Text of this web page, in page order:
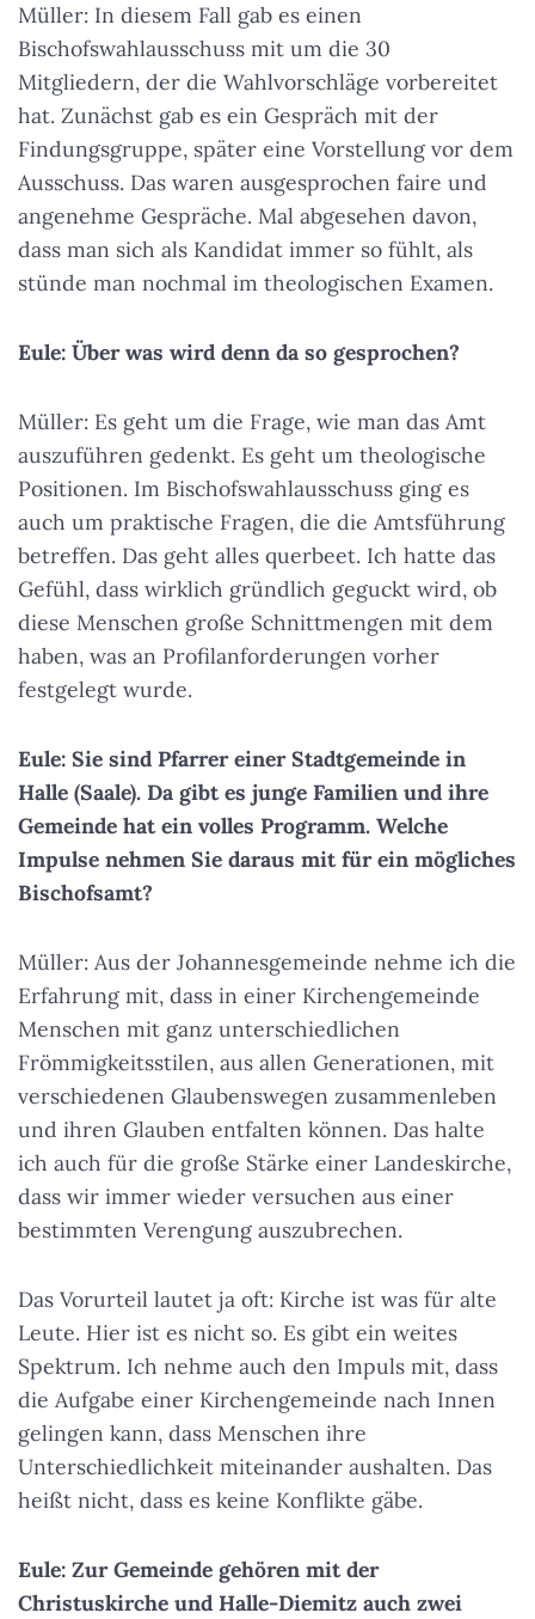
Müller: In diesem Fall gab es einen
Bischofswahlausschuss mit um die 30
Mitgliedern, der die Wahlvorschläge vorbereitet
hat. Zunächst gab es ein Gespräch mit der
Findungsgruppe, später eine Vorstellung vor dem
Ausschuss. Das waren ausgesprochen faire und
angenehme Gespräche. Mal abgesehen davon,
dass man sich als Kandidat immer so fühlt, als
stünde man nochmal im theologischen Examen.
Eule: Über was wird denn da so gesprochen?
Müller: Es geht um die Frage, wie man das Amt
auszuführen gedenkt. Es geht um theologische
Positionen. Im Bischofswahlausschuss ging es
auch um praktische Fragen, die die Amtsführung
betreffen. Das geht alles querbeet. Ich hatte das
Gefühl, dass wirklich gründlich geguckt wird, ob
diese Menschen große Schnittmengen mit dem
haben, was an Profilanforderungen vorher
festgelegt wurde.
Eule: Sie sind Pfarrer einer Stadtgemeinde in
Halle (Saale). Da gibt es junge Familien und ihre
Gemeinde hat ein volles Programm. Welche
Impulse nehmen Sie daraus mit für ein mögliches
Bischofsamt?
Müller: Aus der Johannesgemeinde nehme ich die
Erfahrung mit, dass in einer Kirchengemeinde
Menschen mit ganz unterschiedlichen
Frömmigkeitsstilen, aus allen Generationen, mit
verschiedenen Glaubenswegen zusammenleben
und ihren Glauben entfalten können. Das halte
ich auch für die große Stärke einer Landeskirche,
dass wir immer wieder versuchen aus einer
bestimmten Verengung auszubrechen.
Das Vorurteil lautet ja oft: Kirche ist was für alte
Leute. Hier ist es nicht so. Es gibt ein weites
Spektrum. Ich nehme auch den Impuls mit, dass
die Aufgabe einer Kirchengemeinde nach Innen
gelingen kann, dass Menschen ihre
Unterschiedlichkeit miteinander aushalten. Das
heißt nicht, dass es keine Konflikte gäbe.
Eule: Zur Gemeinde gehören mit der
Christuskirche und Halle-Diemitz auch zwei